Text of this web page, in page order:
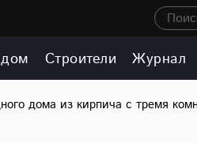
Строители Журнал
дома из кирпича с тремя